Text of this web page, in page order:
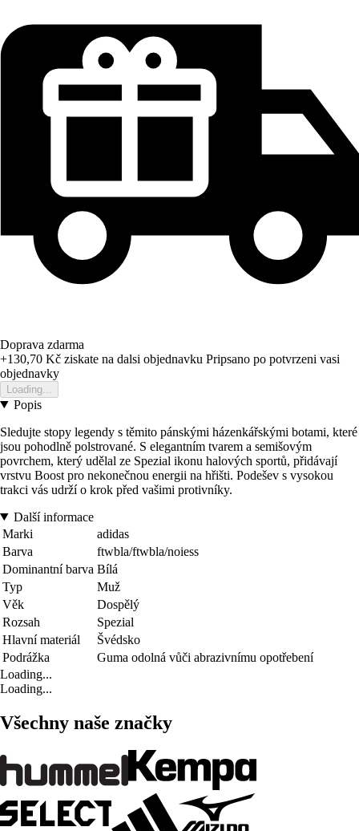
Doprava zdarma
+130,70 Kč ziskate na dalsi objednavku Pripsano po potvrzeni vasi
objednavky
Loading...
Popis
Sledujte stopy legendy s těmito pánskými házenkářskými botami, které
jsou pohodlně polstrované. S elegantním tvarem a semišovým
povrchem, který udělal ze Spezial ikonu halových sportů, přidávají
vrstvu Boost pro nekonečnou energii na hřišti. Podešev s vysokou
trakci vás udrží o krok před vašimi protivníky.
Další informace
Marki
adidas
Barva
ftwbla/ftwbla/noiess
Dominantní barva Bílá
Typ
Muž
Věk
Dospělý
Rozsah
Spezial
Hlavní materiál
Švédsko
Podrážka
Guma odolná vůči abrazivnímu opotřebení
Loading...
Loading...
Všechny naše značky